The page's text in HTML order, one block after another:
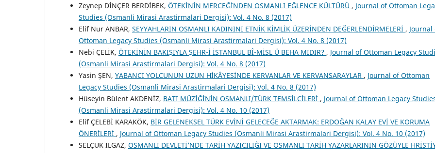
Zeynep DİNÇER BERDİBEK, ÖTEKİNİN MERCEĞİNDEN OSMANLI EĞLENCE KÜLTÜRÜ , Journal of Ottoman
Studies (Osmanli Mirasi Arastirmalari Dergisi): Vol. 4 No. 8 (2017)
Elif Nur ANBAR, SEYYAHLARIN OSMANLI KADININI ETNİK KİMLİK ÜZERİNDEN DEĞERLENDİRMELERİ , Journal
Ottoman Legacy Studies (Osmanli Mirasi Arastirmalari Dergisi): Vol. 4 No. 8 (2017)
Nebi ÇELİK, ÖTEKİNİN BAKIŞIYLA ŞEHR-İ İSTANBUL BÎ-MİSL Ü BEHA MIDIR? , Journal of Ottoman Legacy
(Osmanli Mirasi Arastirmalari Dergisi): Vol. 4 No. 8 (2017)
Yasin ŞEN, YABANCI YOLCUNUN UZUN HİKÂYESİNDE KERVANLAR VE KERVANSARAYLAR , Journal of Ottoman
Legacy Studies (Osmanli Mirasi Arastirmalari Dergisi): Vol. 4 No. 8 (2017)
Hüseyin Bülent AKDENİZ, BATI MÜZİĞİNİN OSMANLI/TÜRK TEMSİLCİLERİ , Journal of Ottoman Legacy
(Osmanli Mirasi Arastirmalari Dergisi): Vol. 4 No. 10 (2017)
Elif ÇELEBİ KARAKÖK, BİR GELENEKSEL TÜRK EVİNİ GELECEĞE AKTARMAK: ERDOĞAN KALAY EVİ VE KORUMA
ÖNERİLERİ , Journal of Ottoman Legacy Studies (Osmanli Mirasi Arastirmalari Dergisi): Vol. 4 No. 10 (2017)
SELÇUK ILGAZ, OSMANLI DEVLETİ’NDE TARİH YAZICILIĞI VE OSMANLI TARİH YAZARLARININ GÖZÜYLE